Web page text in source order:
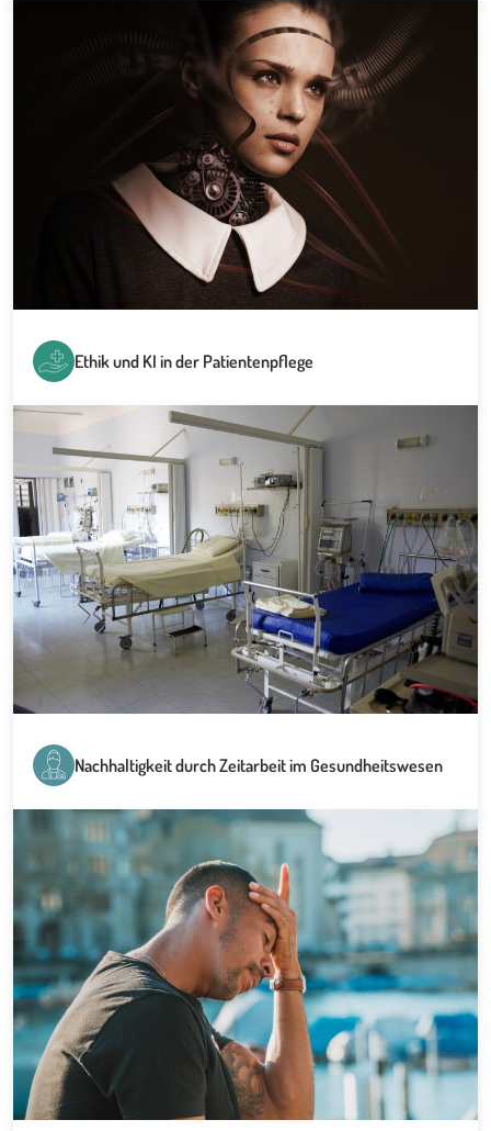
Ethik und KI in der Patientenpflege
Nachhaltigkeit durch Zeitarbeit im Gesundheitswesen